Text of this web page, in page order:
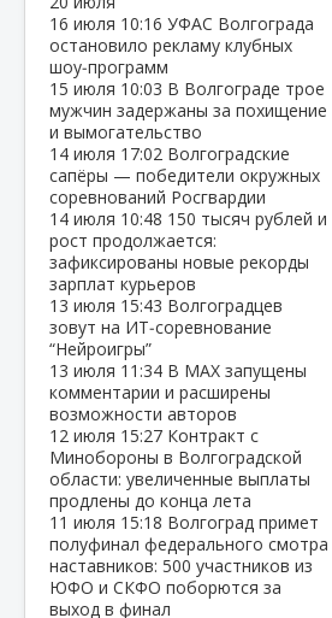
16 июля 10:16 УФАС Волгограда
остановило рекламу клубных
шоу‑программ
15 июля 10:03 В Волгограде трое
мужчин задержаны за похищение
и вымогательство
14 июля 17:02 Волгоградские
сапёры — победители окружных
соревнований Росгвардии
14 июля 10:48 150 тысяч рублей и
рост продолжается:
зафиксированы новые рекорды
зарплат курьеров
13 июля 15:43 Волгоградцев
зовут на ИТ‑соревнование
“Нейроигры”
13 июля 11:34 В МАХ запущены
комментарии и расширены
возможности авторов
12 июля 15:27 Контракт с
Минобороны в Волгоградской
области: увеличенные выплаты
продлены до конца лета
11 июля 15:18 Волгоград примет
полуфинал федерального смотра
наставников: 500 участников из
ЮФО и СКФО поборются за
выход в финал